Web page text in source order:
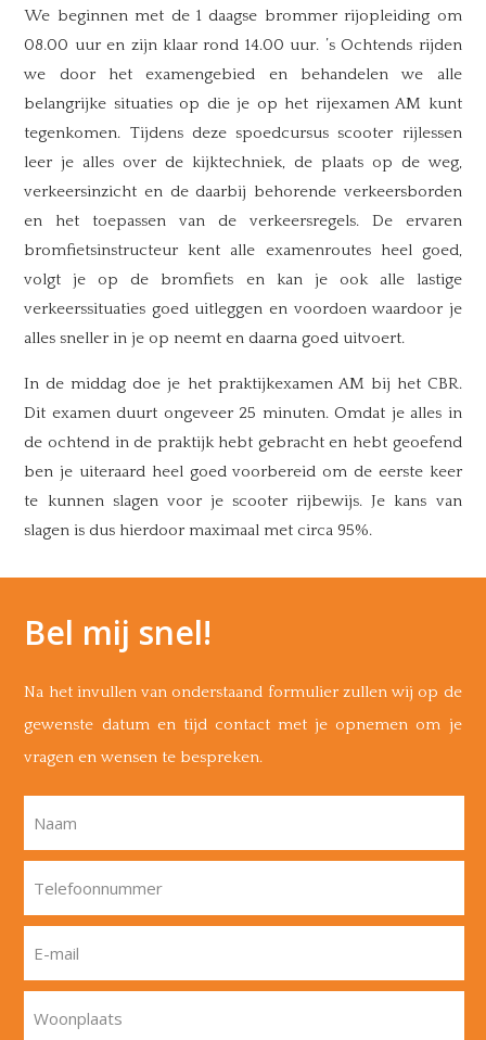
We beginnen met de 1 daagse brommer rijopleiding om
08.00 uur en zijn klaar rond 14.00 uur. ’s Ochtends rijden
we door het examengebied en behandelen we alle
belangrijke situaties op die je op het rijexamen AM kunt
tegenkomen. Tijdens deze spoedcursus scooter rijlessen
leer je alles over de kijktechniek, de plaats op de weg,
verkeersinzicht en de daarbij behorende verkeersborden
en het toepassen van de verkeersregels. De ervaren
bromfietsinstructeur kent alle examenroutes heel goed,
volgt je op de bromfiets en kan je ook alle lastige
verkeerssituaties goed uitleggen en voordoen waardoor je
alles sneller in je op neemt en daarna goed uitvoert.
In de middag doe je het praktijkexamen AM bij het CBR.
Dit examen duurt ongeveer 25 minuten. Omdat je alles in
de ochtend in de praktijk hebt gebracht en hebt geoefend
ben je uiteraard heel goed voorbereid om de eerste keer
te kunnen slagen voor je scooter rijbewijs. Je kans van
slagen is dus hierdoor maximaal met circa 95%.
Bel mij snel!
Na het invullen van onderstaand formulier zullen wij op de
gewenste datum en tijd contact met je opnemen om je
vragen en wensen te bespreken.
Naam
Telefoonnummer
E-mail
Woonplaats